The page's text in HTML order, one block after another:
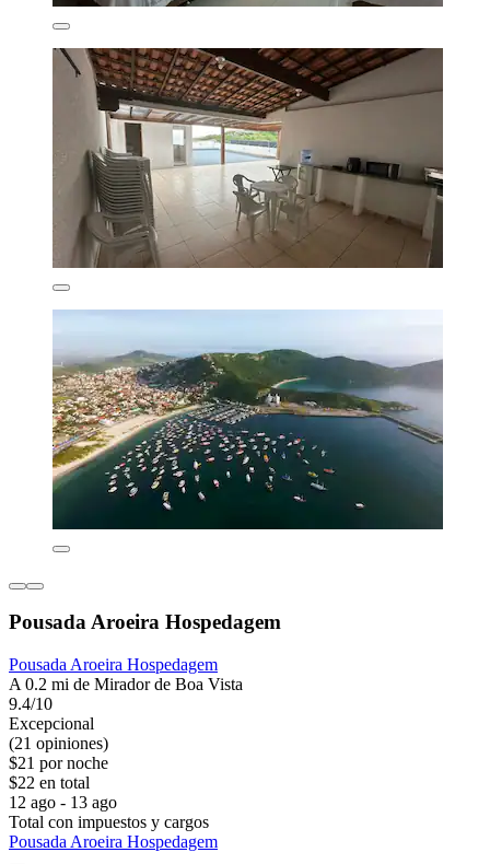
Pousada Aroeira Hospedagem
Pousada Aroeira Hospedagem
A 0.2 mi de Mirador de Boa Vista
9.4/10
Excepcional
(21 opiniones)
$21 por noche
$22 en total
12 ago - 13 ago
Total con impuestos y cargos
Pousada Aroeira Hospedagem